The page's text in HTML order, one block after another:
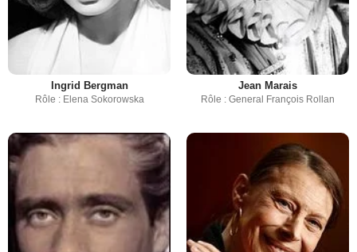
Ingrid Bergman
Rôle : Elena Sokorowska
Jean Marais
Rôle : General François Rollan